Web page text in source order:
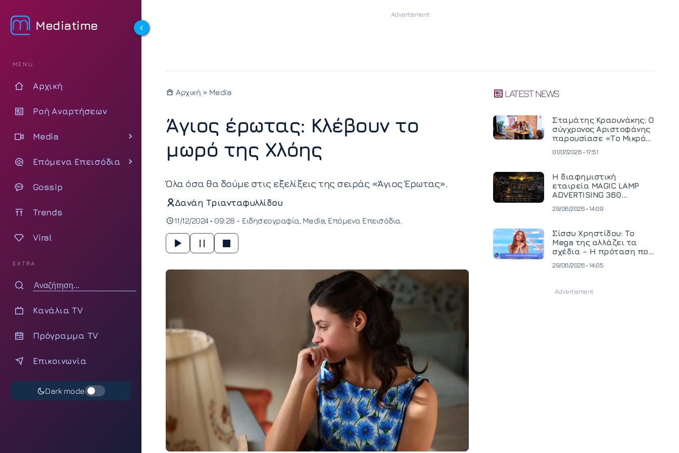
Mediatime
MENU
Αρχική
Ροή Αναρτήσεων
Media
Επόμενα Επεισόδια
Gossip
Trends
Viral
EXTRA
Κανάλια TV
Πρόγραμμα TV
Επικοινωνία
Dark mode
Αρχική » Media
Άγιος έρωτας: Κλέβουν το
μωρό της Χλόης
Όλα όσα θα δούμε στις εξελίξεις της σειράς «Άγιος Έρωτας».
Δανάη Τριανταφυλλίδου
11/12/2024 • 09:28 - Ειδησεογραφία Media Επόμενα Επεισόδια
LATEST NEWS
Σταμάτης Κραουνάκης: Ο
σύγχρονος Αριστοφάνης
παρουσίασε «Το Μικρό
01/07/2026 • 17:51
Η διαφημιστική
εταιρεία MAGIC LAMP
ADVERTISING 360
κινηματογραφική
και ανεβάζει τον πήχη
στην παραγωγή
οπτικοακουστικού
περιεχομένου
29/06/2026 • 14:09
Σίσσυ Χρηστίδου: Το
Mega της αλλάζει τα
σχέδια – Η πρόταση που
29/06/2026 • 14:05